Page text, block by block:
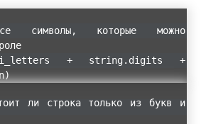
символы, которые можно
+ string.digits +
ли строка только из букв и